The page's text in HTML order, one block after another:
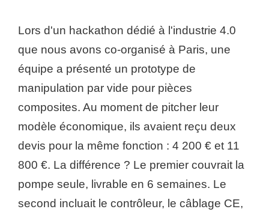
Lors d'un hackathon dédié à l'industrie 4.0
que nous avons co-organisé à Paris, une
équipe a présenté un prototype de
manipulation par vide pour pièces
composites. Au moment de pitcher leur
modèle économique, ils avaient reçu deux
devis pour la même fonction : 4 200 € et 11
800 €. La différence ? Le premier couvrait la
pompe seule, livrable en 6 semaines. Le
second incluait le contrôleur, le câblage CE,